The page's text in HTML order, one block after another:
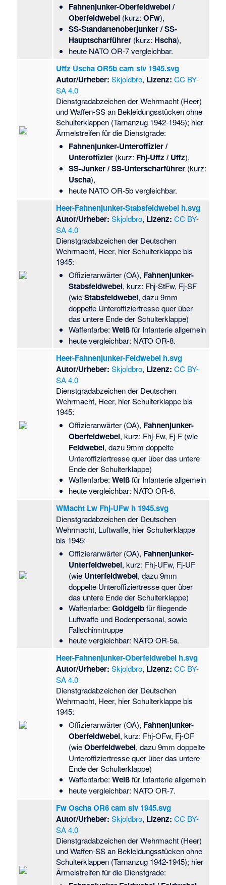
Fahnenjunker-Oberfeldwebel /
Oberfeldwebel(kurz: OFw),
SS-Standartenoberjunker / SS-
Hauptscharführer(kurz: Hscha),
heute NATO OR-7 vergleichbar.
Uffz Uscha OR5b cam slv 1945.svg
Autor/Urheber: Skjoldbro, Lizenz: CC BY-
SA 4.0
Dienstgradabzeichen der Wehrmacht (Heer)
und Waffen-SS an Bekleidungsstücken ohne
Schulterklappen (Tarnanzug 1942-1945); hier
Ärmelstreifen für die Dienstgrade:
Fahnenjunker-Unteroffizier /
Unteroffizier(kurz: Fhj-Uffz / Uffz),
SS-Junker / SS-Unterscharführer(kurz:
Uscha),
heute NATO OR-5b vergleichbar.
Heer-Fahnenjunker-Stabsfeldwebel h.svg
Autor/Urheber: Skjoldbro, Lizenz: CC BY-
SA 4.0
Dienstgradabzeichen der Deutschen
Wehrmacht, Heer, hier Schulterklappe bis
1945:
Offizieranwärter (OA), Fahnenjunker-
Stabsfeldwebel, kurz: Fhj-StFw, Fj-SF
(wieStabsfeldwebel, dazu 9mm
doppelte Unteroffiziertresse quer über
das untere Ende der Schulterklappe)
Waffenfarbe: Weißfür Infanterie allgemein
heute vergleichbar: NATO OR-8.
Heer-Fahnenjunker-Feldwebel h.svg
Autor/Urheber: Skjoldbro, Lizenz: CC BY-
SA 4.0
Dienstgradabzeichen der Deutschen
Wehrmacht, Heer, hier Schulterklappe bis
1945:
Offizieranwärter (OA), Fahnenjunker-
Oberfeldwebel, kurz: Fhj-Fw, Fj-F (wie
Feldwebel, dazu 9mm doppelte
Unteroffiziertresse quer über das untere
Ende der Schulterklappe)
Waffenfarbe: Weißfür Infanterie allgemein
heute vergleichbar: NATO OR-6.
WMacht Lw Fhj-UFw h 1945.svg
Dienstgradabzeichen der Deutschen
Wehrmacht, Luftwaffe, hier Schulterklappe
bis 1945:
Offizieranwärter (OA), Fahnenjunker-
Unterfeldwebel, kurz: Fhj-UFw, Fj-UF
(wie Unterfeldwebel, dazu 9mm
doppelte Unteroffiziertresse quer über
das untere Ende der Schulterklappe)
Waffenfarbe: Goldgelbfür fliegende
Luftwaffe und Bodenpersonal, sowie
Fallschirmtruppe
heute vergleichbar: NATO OR-5a.
Heer-Fahnenjunker-Oberfeldwebel h.svg
Autor/Urheber: Skjoldbro, Lizenz: CC BY-
SA 4.0
Dienstgradabzeichen der Deutschen
Wehrmacht, Heer, hier Schulterklappe bis
1945:
Offizieranwärter (OA), Fahnenjunker-
Oberfeldwebel, kurz: Fhj-OFw, Fj-OF
(wieOberfeldwebel, dazu 9mm doppelte
Unteroffiziertresse quer über das untere
Ende der Schulterklappe)
Waffenfarbe: Weißfür Infanterie allgemein
heute vergleichbar: NATO OR-7.
Fw Oscha OR6 cam slv 1945.svg
Autor/Urheber: Skjoldbro, Lizenz: CC BY-
SA 4.0
Dienstgradabzeichen der Wehrmacht (Heer)
und Waffen-SS an Bekleidungsstücken ohne
Schulterklappen (Tarnanzug 1942-1945); hier
Ärmelstreifen für die Dienstgrade: